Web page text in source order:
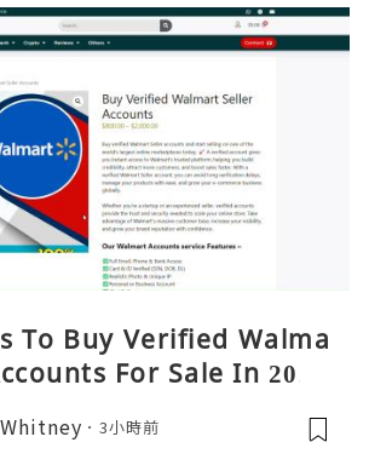
To Buy Verified Walma
For Sale In 2026
3小時前